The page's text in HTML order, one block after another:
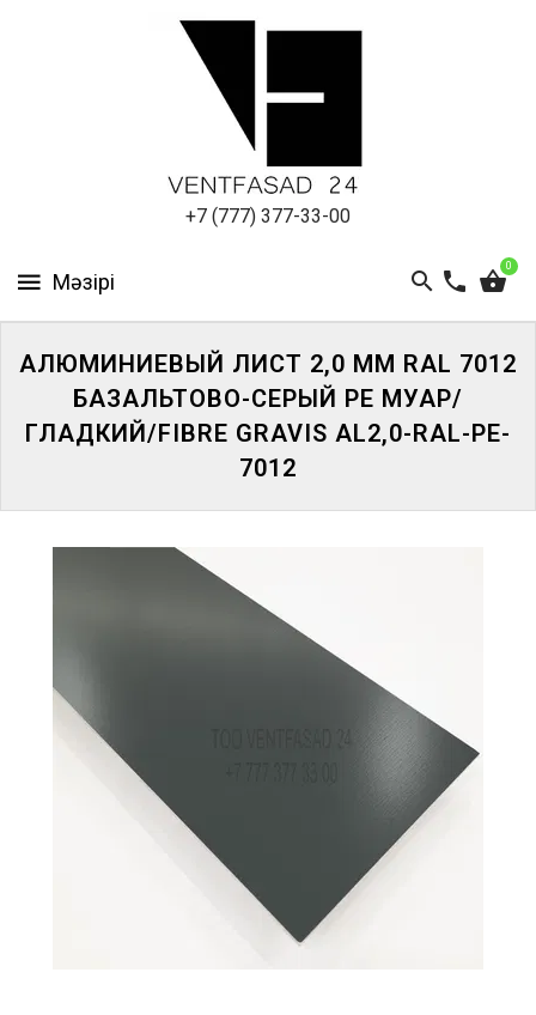
+7 (777) 377-33-00
0
ПАНЕЛИ
АЛЮМИНИЕВЫЙ ЛИСТ 2,0 ММ RAL 7012
БАЗАЛЬТОВО-СЕРЫЙ PE МУАР/
ГЛАДКИЙ/FIBRE GRAVIS AL2,0-RAL-PE-
7012